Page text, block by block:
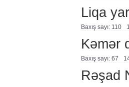
Liqa
Baxış sayı: 110
Kəmər
Baxış sayı: 67
Rəşad